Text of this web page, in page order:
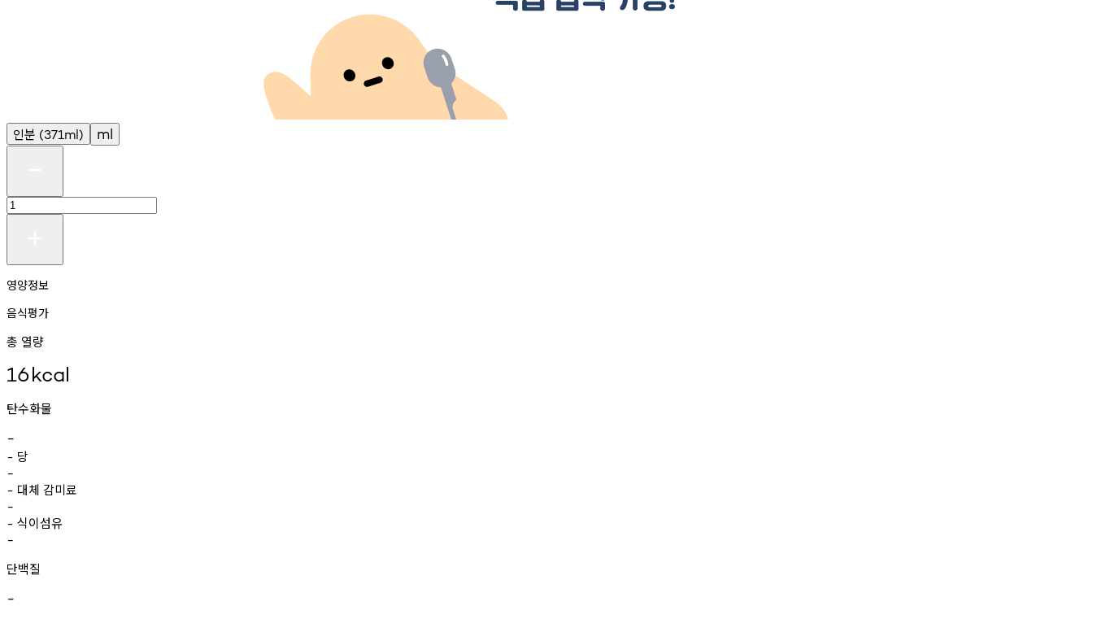
인분 (371ml) ml
영양정보
음식평가
총 열량
16kcal
탄수화물
-
- 당
-
- 대체 감미료
-
- 식이섬유
-
단백질
-